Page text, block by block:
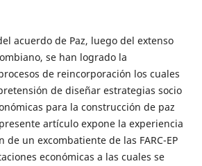
acuerdo de Paz, luego del extenso
se han logrado la
de reincorporación los cuales
de diseñar estrategias socio
para la construcción de paz
artículo expone la experiencia
un excombatiente de las FARC-EP
económicas a las cuales se